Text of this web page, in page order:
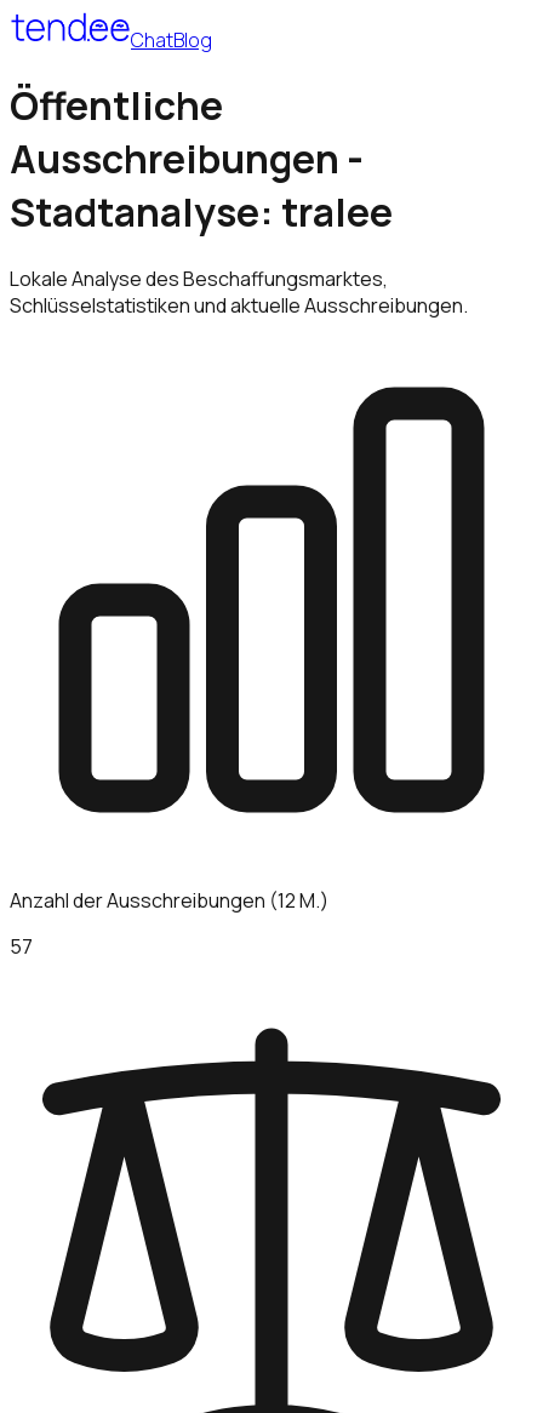
ChatBlog
Öffentliche
Ausschreibungen -
Stadtanalyse: tralee
Lokale Analyse des Beschaffungsmarktes,
Schlüsselstatistiken und aktuelle Ausschreibungen.
Anzahl der Ausschreibungen (12 M.)
57